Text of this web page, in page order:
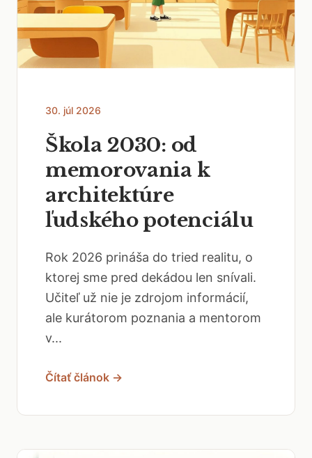
30. júl 2026
Škola 2030: od
memorovania k
architektúre
ľudského potenciálu
Rok 2026 prináša do tried realitu, o
ktorej sme pred dekádou len snívali.
Učiteľ už nie je zdrojom informácií,
ale kurátorom poznania a mentorom
v...
Čítať článok →